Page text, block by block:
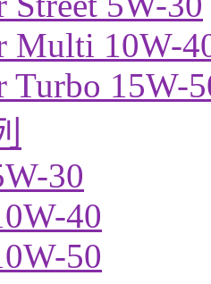
Multi 10W-
Turbo 15W-
30
40
50